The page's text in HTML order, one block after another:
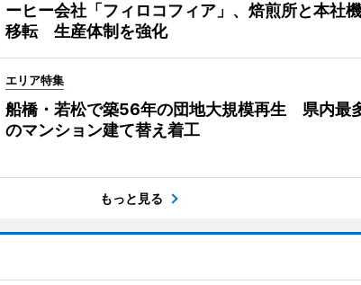
ーヒー会社「フィロコフィア」、焙煎所と本社
移転 生産体制を強化
エリア特集
船橋・若松で築56年の団地大規模再生 県内最
のマンション建て替え着工
もっと見る